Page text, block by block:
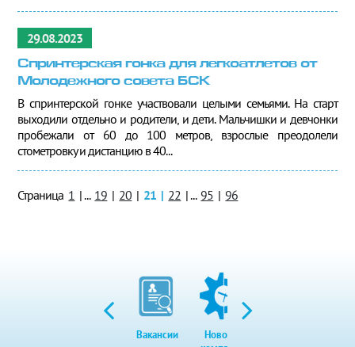
29.08.2023
Спринтерская гонка для легкоатлетов от
Молодежного совета БСК
В спринтерской гонке участвовали целыми семьями. На старт
выходили отдельно и родители, и дети. Мальчишки и девчонки
пробежали от 60 до 100 метров, взрослые преодолели
стометровку и дистанцию в 40...
Страница 1 | ... 19 | 20 | 21 | 22 | ... 95 | 96
Вакансии
Новости